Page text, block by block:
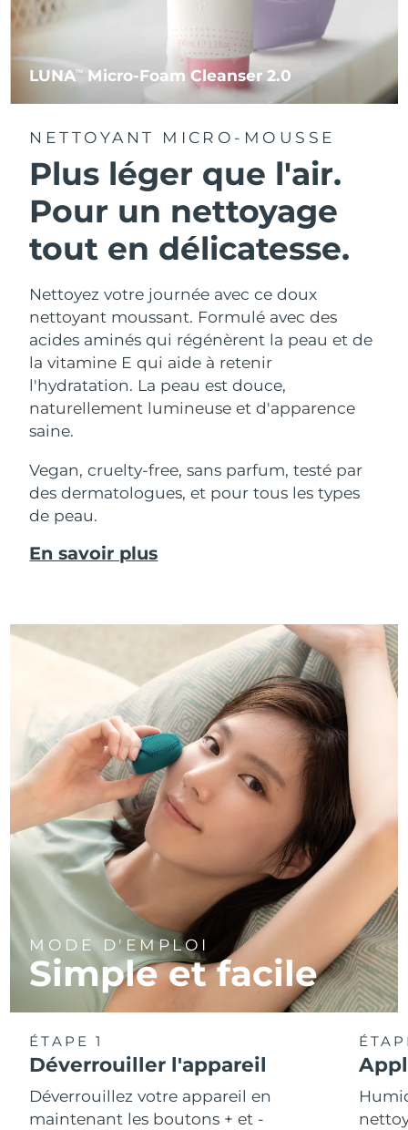
LUNATM Micro-Foam Cleanser 2.0
NETTOYANT MICRO-MOUSSE
Plus léger que l'air.
Pour un nettoyage
tout en délicatesse.
Nettoyez votre journée avec ce doux
nettoyant moussant. Formulé avec des
acides aminés qui régénèrent la peau et de
la vitamine E qui aide à retenir
l'hydratation. La peau est douce,
naturellement lumineuse et d'apparence
saine.
Vegan, cruelty-free, sans parfum, testé par
des dermatologues, et pour tous les types
de peau.
En savoir plus
MODE D'EMPLOI
Simple et facile
ÉTAPE 1
Déverrouiller l'appareil
Déverrouillez votre appareil en
maintenant les boutons + et -